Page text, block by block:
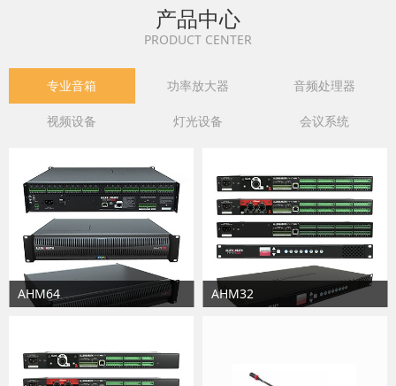
产品中心
PRODUCT CENTER
专业音箱 功率放大器 音频处理器
视频设备 灯光设备 会议系统
AHM64 AHM32